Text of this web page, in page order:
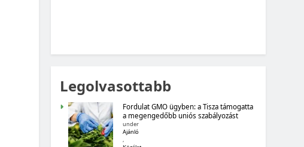
Legolvasottabb
Fordulat GMO ügyben: a Tisza támogatta
a megengedőbb uniós szabályozást
under
Ajánló